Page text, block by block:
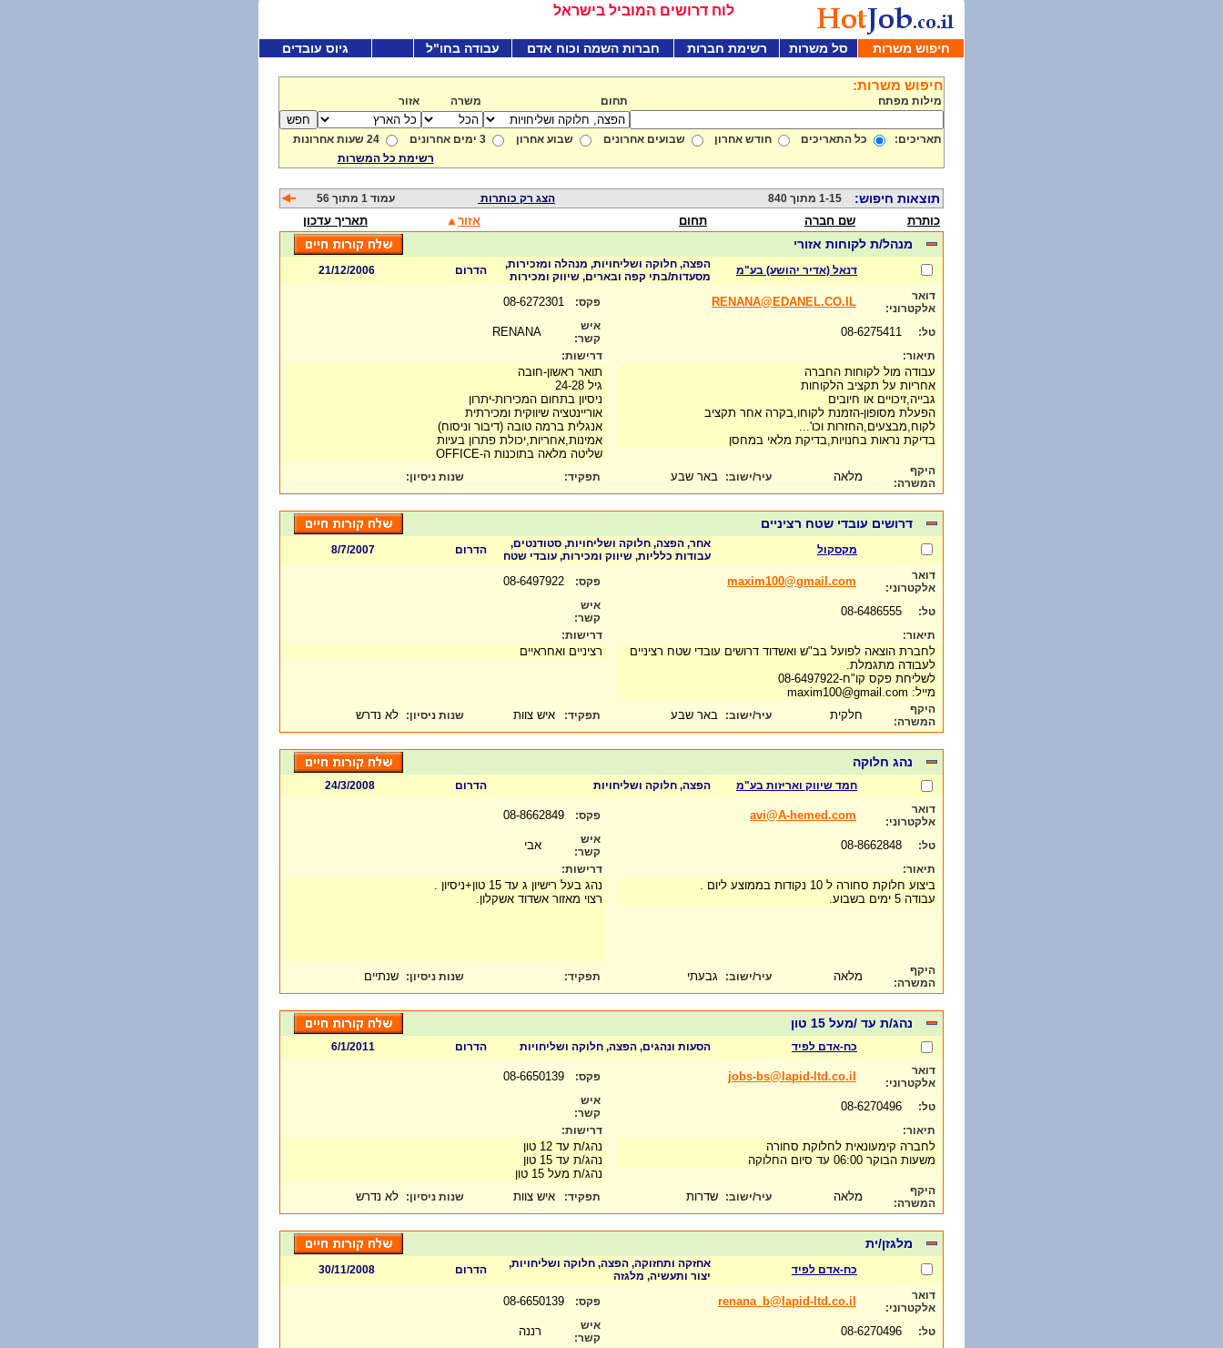
לוח דרושים המוביל בישראל
חיפוש משרות סל משרות רשימת חברות חברות השמה וכוח אדם עבודה בחו"ל גיוס עובדים
חיפוש משרות:
מילות מפתח תחום משרה אזור
תאריכים: כל התאריכים חודש אחרון שבועים אחרונים שבוע אחרון 3 ימים אחרונים
24 שעות אחרונות
רשימת כל המשרות
תוצאות חיפוש: 1-15 מתוך 840 הצג רק כותרות עמוד 1 מתוך 56
כותרת שם חברה תחום אזור תאריך עדכון
מנהל/ת לקוחות אזורי
דנאל (אדיר יהושע) בע"מ
הפצה, חלוקה ושליחויות, מנהלה ומזכירות,
מסעדות/בתי קפה ובארים, שיווק ומכירות
הדרום
21/12/2006
דואר
אלקטרוני:
RENANA@EDANEL.CO.IL פקס:
טל:
איש
קשר:
תיאור:
עבודה מול לקוחות החברה
אחריות על תקציב הלקוחות
גבייה,זיכויים או חיובים
הפעלת מסופון-הזמנת לקוחו,בקרה אחר תקציב
לקוח,מבצעים,החזרות וכו'...
בדיקת נראות בחנויות,בדיקת מלאי במחסן
דרישות:
תואר ראשון-חובה
גיל 24-28
ניסיון בתחום המכירות-יתרון
אוריינטציה שיווקית ומכירתית
אנגלית ברמה טובה (דיבור וניסוח)
אמינות,אחריות,יכולת פתרון בעיות
שליטה מלאה בתוכנות ה-OFFICE
היקף
המשרה:
מלאה עיר/ישוב: באר שבע תפקיד: שנות ניסיון:
דרושים עובדי שטח רציניים
מקסקול
אחר, הפצה, חלוקה ושליחויות, סטודנטים,
עבודות כלליות, שיווק ומכירות, עובדי שטח
הדרום
8/7/2007
דואר
אלקטרוני:
maxim100@gmail.com פקס:
טל:
איש
קשר:
תיאור:
לחברת הוצאה לפועל בב"ש ואשדוד דרושים עובדי שטח רציניים
לעבודה מתגמלת.
לשליחת פקס קו"ח-08-6497922
מייל: maxim100@gmail.com
דרישות:
רציניים ואחראיים
היקף
המשרה:
חלקית עיר/ישוב: באר שבע תפקיד: איש צוות שנות ניסיון: לא נדרש
נהג חלוקה
חמד שיווק ואריזות בע"מ הפצה, חלוקה ושליחויות הדרום
24/3/2008
דואר
אלקטרוני:
avi@A-hemed.com פקס:
טל:
איש
קשר:
אבי
תיאור:
ביצוע חלוקת סחורה ל 10 נקודות בממוצע ליום .
עבודה 5 ימים בשבוע.
דרישות:
נהג בעל רישיון ג עד 15 טון+ניסיון .
רצוי מאזור אשדוד אשקלון.
היקף
המשרה:
מלאה עיר/ישוב: גבעתי תפקיד: שנות ניסיון: שנתיים
נהג/ת עד /מעל 15 טון
כח-אדם לפיד הסעות ונהגים, הפצה, חלוקה ושליחויות הדרום
6/1/2011
דואר
אלקטרוני:
jobs-bs@lapid-ltd.co.il פקס:
טל:
איש
קשר:
תיאור:
לחברה קימעונאית לחלוקת סחורה
משעות הבוקר 06:00 עד סיום החלוקה
דרישות:
נהג/ת עד 12 טון
נהג/ת עד 15 טון
נהג/ת מעל 15 טון
היקף
המשרה:
מלאה עיר/ישוב: שדרות תפקיד: איש צוות שנות ניסיון: לא נדרש
מלגזן/ית
כח-אדם לפיד
אחזקה ותחזוקה, הפצה, חלוקה ושליחויות,
יצור ותעשיה, מלגזה
הדרום
30/11/2008
דואר
אלקטרוני:
renana_b@lapid-ltd.co.il פקס:
טל:
איש
קשר:
רננה